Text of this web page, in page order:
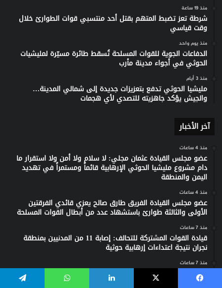
منذ 19 ساعة
شرطة تعز تضبط المتهم بقتل أحد منتسبي قوات الطوارئ خلال
وقت قياسي
منذ يوم واحد
الدفاعات الجوية للقوات المسلحة تُسقط طائرة مسيّرة لمليشيات
الحوثي في أجواء مدينة مأرب
منذ 3 أيام
مليشيا الحوثي تدفع بتعزيزات جديدة إلى شمالي المدينة…
والجيش يؤكد جاهزيته للتصدي لأي هجمات
آخر الأخبار
منذ 4 ساعات
عضو مجلس القيادة عثمان مجلي: لا سلام ولا أمن ولا استقرار ما
دام مشروع مليشيا الحوثي الإرهابية قائماً ومستمراً في تهديد
اليمن والمنطقة
منذ 4 ساعات
عضو مجلس القيادة الفريق طارق صالح يعزي قائدي الفرقتين
الأولى والثالثة طوارئ باستشهاد عدد من أبطال القوات المسلحة
منذ 7 ساعات
قيادة القوات المشتركة للتحالف: إصابة 11 من المدنيين بمنطقة
نجران نتيجة اعتداءات إرهابية حوثية
منذ 7 ساعات
تحالف دعم الشرعية يجدد دعمه الثابت للحكومة ويعزي في شهداء
الجيش جراء الهجوم الحوثي